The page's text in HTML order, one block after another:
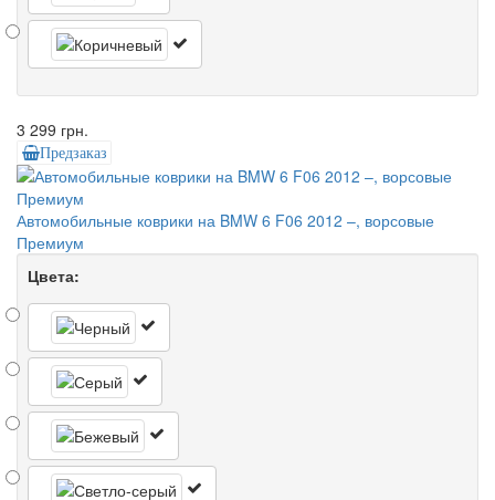
3 299 грн.
Предзаказ
Автомобильные коврики на BMW 6 F06 2012 –, ворсовые
Премиум
Цвета: